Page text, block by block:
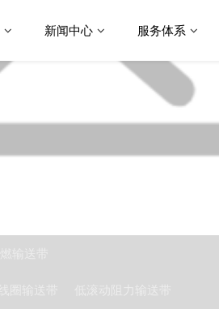
新闻中心 服务体系